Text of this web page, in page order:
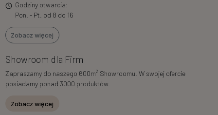
Godziny otwarcia:
Pon. - Pt. od 8 do 16
Zobacz więcej
Showroom dla Firm
Zapraszamy do naszego 600m2 Showroomu. W swojej ofercie
posiadamy ponad 3000 produktów.
Zobacz więcej